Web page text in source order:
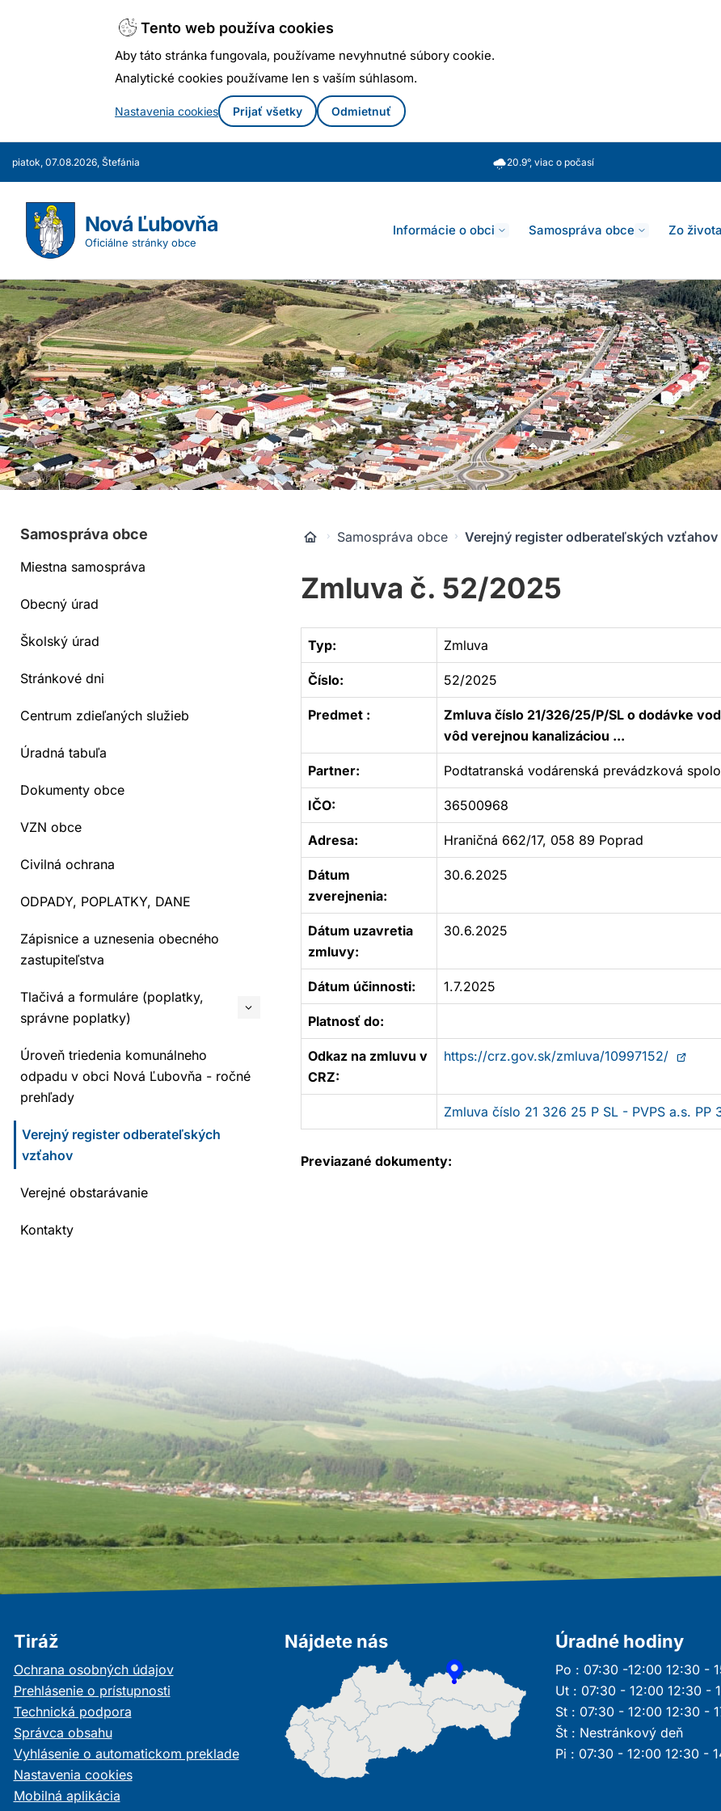
Tento web používa cookies
Aby táto stránka fungovala, používame nevyhnutné súbory cookie.
Analytické cookies používame len s vaším súhlasom.
Nastavenia cookies Prijať všetky Odmietnuť
piatok, 07.08.2026, Štefánia 20.9°, viac o počasí
Nová Ľubovňa
Oficiálne stránky obce
Informácie o obci Samospráva obce Zo
Samospráva obce
Miestna samospráva
Obecný úrad
Školský úrad
Stránkové dni
Centrum zdieľaných služieb
Úradná tabuľa
Dokumenty obce
VZN obce
Civilná ochrana
ODPADY, POPLATKY, DANE
Zápisnice a uznesenia obecného
zastupiteľstva
Tlačivá a formuláre (poplatky,
správne poplatky)
Úroveň triedenia komunálneho
odpadu v obci Nová Ľubovňa - ročné
prehľady
Verejný register odberateľských
vzťahov
Verejné obstarávanie
Kontakty
Samospráva obce Verejný register odberateľských vzťahov
Zmluva č. 52/2025
Typ: Zmluva
Číslo: 52/2025
Predmet :
Zmluva číslo 21/326/25/P/SL o dodávke
vôd verejnou kanalizáciou ...
Partner: Podtatranská vodárenská prevádzková
IČO: 36500968
Adresa: Hraničná 662/17, 058 89 Poprad
Dátum
zverejnenia:
30.6.2025
Dátum uzavretia
zmluvy:
30.6.2025
Dátum účinnosti: 1.7.2025
Platnosť do:
Odkaz na zmluvu v
CRZ:
https://crz.gov.sk/zmluva/10997152/ Otvorí
v
novom
Zmluva číslo 21 326 25 P SL - PVPS a.s. PP
Previazané dokumenty:
Tiráž
Ochrana osobných údajov
Prehlásenie o prístupnosti
Technická podpora
Správca obsahu
Vyhlásenie o automatickom preklade
Nastavenia cookies
Mobilná aplikácia
Nájdete nás Úradné hodiny
Po : 07:30 -12:00 12:30 -
Ut : 07:30 - 12:00 12:30 -
St : 07:30 - 12:00 12:30 -
Št : Nestránkový deň
Pi : 07:30 - 12:00 12:30 -